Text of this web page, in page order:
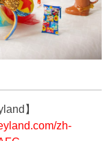
】
zh-